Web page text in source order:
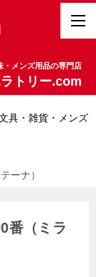
・メンズ用品の専門店
トリー.com
具・雑貨・メンズ
ーナ）
番（ミラ